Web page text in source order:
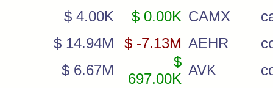
$ 4.00K $ 0.00K CAMX
$ 14.94M
$ -7.13M AEHR
$ 6.67M
$
697.00K
AVK